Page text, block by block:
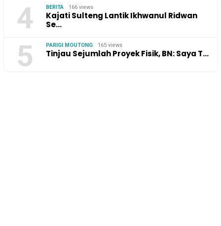
4 BERITA 166 views
Kajati Sulteng Lantik Ikhwanul Ridwan
Se…
5 PARIGI MOUTONG 165 views
Tinjau Sejumlah Proyek Fisik, BN: Saya T…